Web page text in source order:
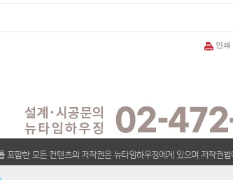
인쇄